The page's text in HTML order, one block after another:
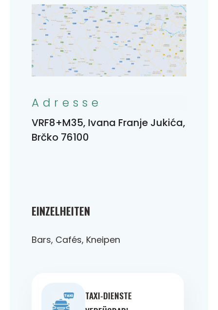
EINZELHEITEN
Bars, Cafés, Kneipen
TAXI-DIENSTE
Adresse
VRF8+M35, Ivana Franje Jukića,
Brčko 76100